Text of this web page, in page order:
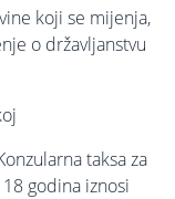
koji se mijenja,
o državljanstvu
taksa za
godina iznosi